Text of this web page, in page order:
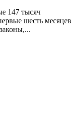
147 тысяч
шесть месяцев